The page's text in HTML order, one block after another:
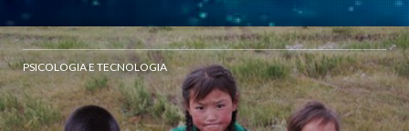
PSICOLOGIA E TECNOLOGIA